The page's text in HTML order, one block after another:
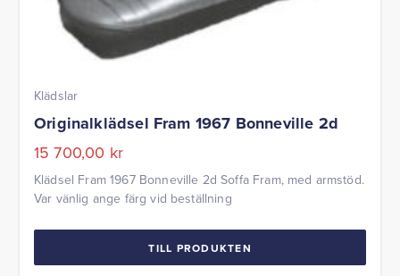
Klädslar
Originalklädsel Fram 1967 Bonneville 2d
15 700,00 kr
Klädsel Fram 1967 Bonneville 2d Soffa Fram, med armstöd.
Var vänlig ange färg vid beställning
TILL PRODUKTEN